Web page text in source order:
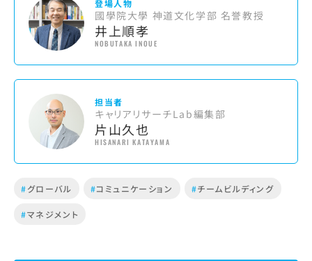
登場人物
國學院大學 神道文化学部 名誉教授
井上順孝
NOBUTAKA INOUE
担当者
キャリアリサーチLab編集部
片山久也
HISANARI KATAYAMA
#グローバル #コミュニケーション #チームビルディング
#マネジメント